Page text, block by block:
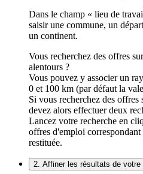
Dans le champ « lieu de
saisir une commune, un
un continent.
Vous recherchez des offres
alentours ?
Vous pouvez y associer un
0 et 100 km (par défaut la
Si vous recherchez des offres
devez alors effectuer deux
Lancez votre recherche en
offres d'emploi correspondant
restituée.
2. Affiner les résultats de votre